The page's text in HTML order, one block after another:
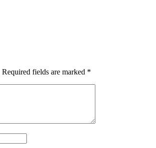
Required fields are marked *